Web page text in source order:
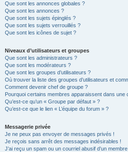
Que sont les annonces globales ?
Que sont les annonces ?
Que sont les sujets épinglés ?
Que sont les sujets verrouillés ?
Que sont les icônes de sujet ?
Niveaux d’utilisateurs et groupes
Que sont les administrateurs ?
Que sont les modérateurs ?
Que sont les groupes d’utilisateurs ?
Où trouver la liste des groupes d’utilisateurs et
Comment devenir chef de groupe ?
Pourquoi certains membres apparaissent dans une
Qu’est-ce qu’un « Groupe par défaut » ?
Qu’est-ce que le lien « L’équipe du forum » ?
Messagerie privée
Je ne peux pas envoyer de messages privés !
Je reçois sans arrêt des messages indésirables !
J’ai reçu un spam ou un courriel abusif d’un